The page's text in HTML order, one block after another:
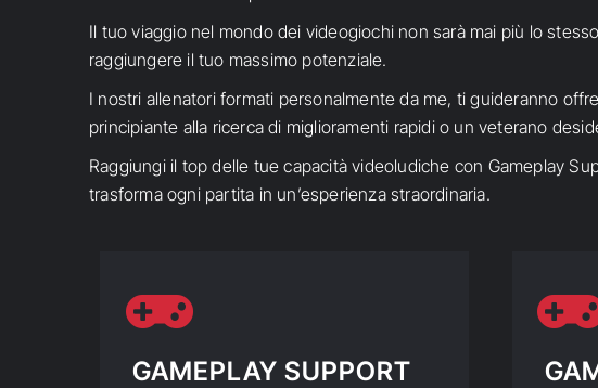
Il tuo viaggio nel mondo dei videogiochi non sarà mai più lo
raggiungere il tuo massimo potenziale.
I nostri allenatori formati personalmente da me, ti guideranno
principiante alla ricerca di miglioramenti rapidi o un veterano
Raggiungi il top delle tue capacità videoludiche con Gameplay
trasforma ogni partita in un’esperienza straordinaria.
GAMEPLAY SUPPORT